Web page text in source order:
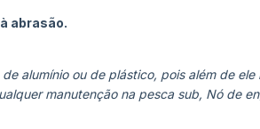
abrasão.
alumínio ou de plástico, pois além de
manutenção na pesca sub, Nó de